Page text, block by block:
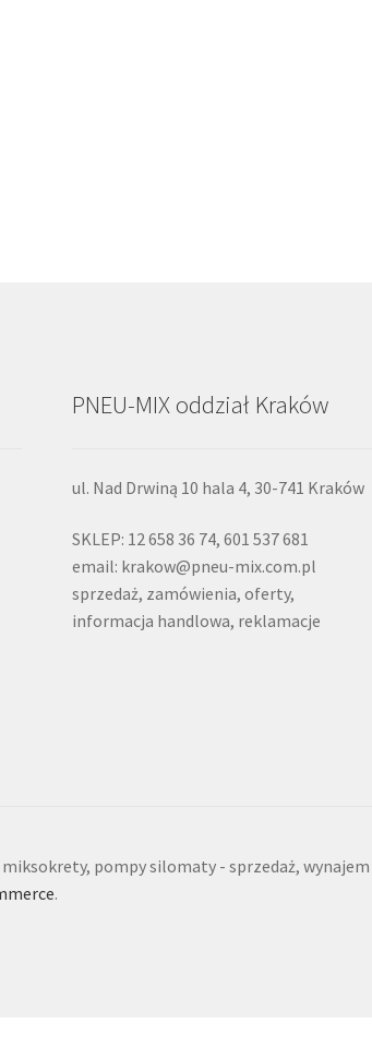
PNEU-MIX oddział Kraków
ul. Nad Drwiną 10 hala 4, 30-741 Kraków
SKLEP: 12 658 36 74, 601 537 681
email: krakow@pneu-mix.com.pl
sprzedaż, zamówienia, oferty,
informacja handlowa, reklamacje
pompy silomaty - sprzedaż,
.